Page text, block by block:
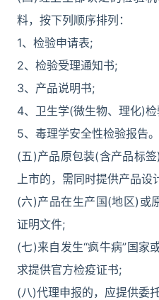
料，按下列顺序排列：
1、检验申请表;
2、检验受理通知书;
3、产品说明书;
4、卫生学(微生物、理化)
5、毒理学安全性检验报告。
(五)产品原包装(含产品标
上市的，需同时提供产品设
(六)产品在生产国(地区)或
证明文件;
(七)来自发生“疯牛病”国家
求提供官方检疫证书;
(八)代理申报的，应提供委